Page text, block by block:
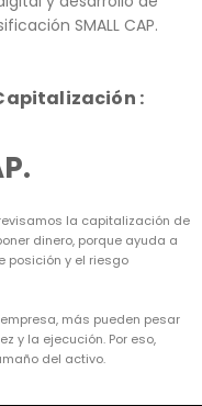
SMALL CAP.
:
la capitalización de
dinero, porque ayuda a
posición y el riesgo
más pueden pesar
y la ejecución. Por eso,
del activo.